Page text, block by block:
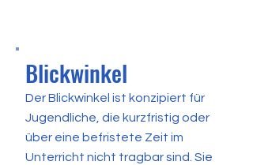
Blickwinkel
Der Blickwinkel ist konzipiert für
Jugendliche, die kurzfristig oder
über eine befristete Zeit im
Unterricht nicht tragbar sind. Sie